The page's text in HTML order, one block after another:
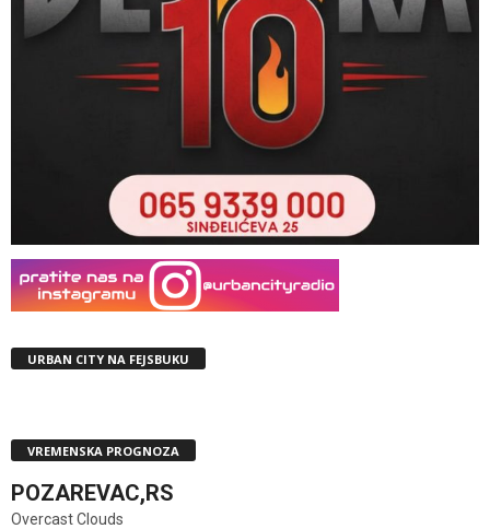
URBAN CITY NA FEJSBUKU
VREMENSKA PROGNOZA
POZAREVAC,RS
Overcast Clouds